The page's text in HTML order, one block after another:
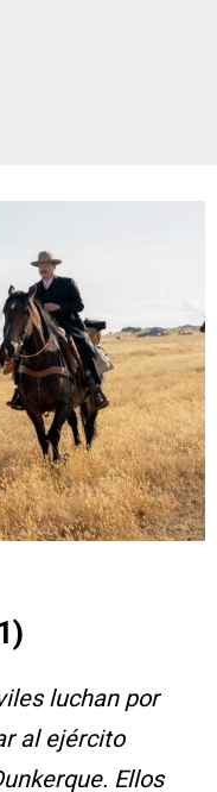
luchan por
al ejército
Ellos